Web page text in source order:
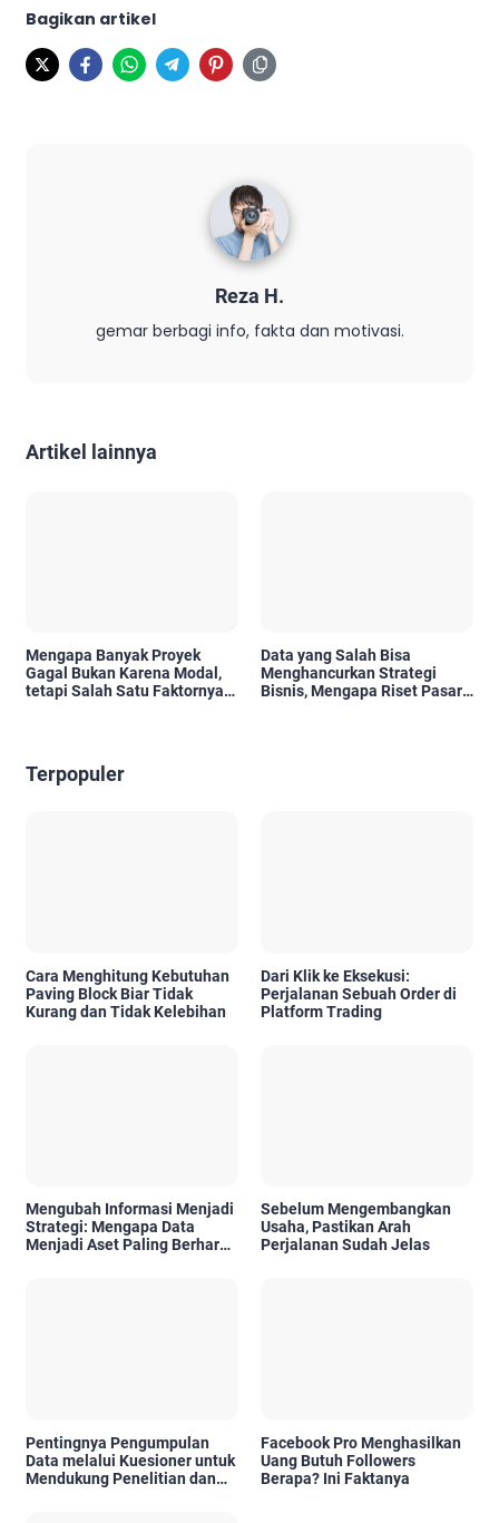
Bagikan artikel
Reza H.
gemar berbagi info, fakta dan motivasi.
Artikel lainnya
Mengapa Banyak Proyek
Gagal Bukan Karena Modal,
tetapi Salah Satu Faktornya
Data yang Salah Bisa
Menghancurkan Strategi
Bisnis, Mengapa Riset Pasar
Terpopuler
Cara Menghitung Kebutuhan
Paving Block Biar Tidak
Kurang dan Tidak Kelebihan
Dari Klik ke Eksekusi:
Perjalanan Sebuah Order di
Platform Trading
Mengubah Informasi Menjadi
Strategi: Mengapa Data
Menjadi Aset Paling Berharga
Sebelum Mengembangkan
Usaha, Pastikan Arah
Perjalanan Sudah Jelas
Pentingnya Pengumpulan
Data melalui Kuesioner untuk
Mendukung Penelitian dan
Facebook Pro Menghasilkan
Uang Butuh Followers
Berapa? Ini Faktanya